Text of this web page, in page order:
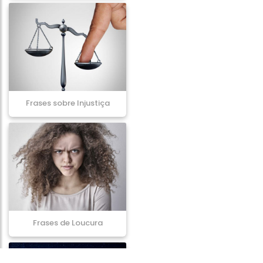
Frases sobre Injustiça
Frases de Loucura